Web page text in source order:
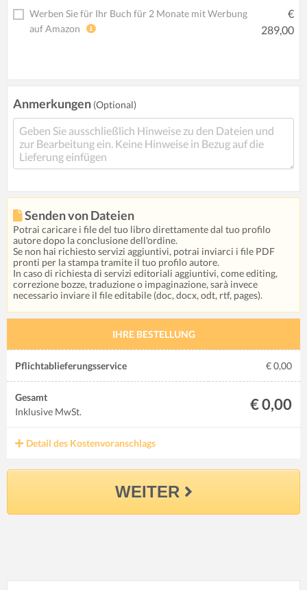
Werben Sie für Ihr Buch für 2 Monate mit Werbung
auf Amazon
€
289,00
Anmerkungen (Optional)
Senden von Dateien
Potrai caricare i file del tuo libro direttamente dal tuo profilo
autore dopo la conclusione dell'ordine.
Se non hai richiesto servizi aggiuntivi, potrai inviarci i file PDF
pronti per la stampa tramite il tuo profilo autore.
In caso di richiesta di servizi editoriali aggiuntivi, come editing,
correzione bozze, traduzione o impaginazione, sarà invece
necessario inviare il file editabile (doc, docx, odt, rtf, pages).
IHRE BESTELLUNG
Pflichtablieferungsservice € 0,00
Gesamt
Inklusive MwSt.
€ 0,00
Detail des Kostenvoranschlags
WEITER